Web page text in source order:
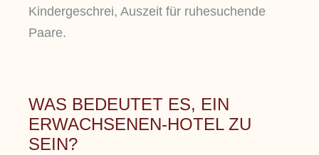
Kindergeschrei, Auszeit für ruhesuchende
Paare.
WAS BEDEUTET ES, EIN
ERWACHSENEN-HOTEL ZU
SEIN?